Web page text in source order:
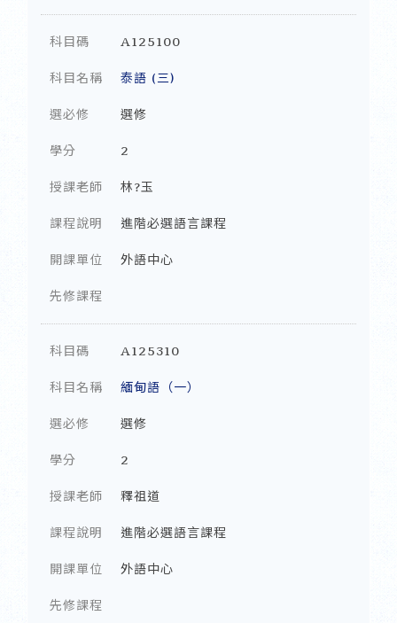
科目碼 A125100
科目名稱 泰語 (三)
選必修 選修
學分 2
授課老師 林?玉
課程說明 進階必選語言課程
開課單位 外語中心
先修課程
科目碼 A125310
科目名稱 緬甸語（一）
選必修 選修
學分 2
授課老師 釋祖道
課程說明 進階必選語言課程
開課單位 外語中心
先修課程